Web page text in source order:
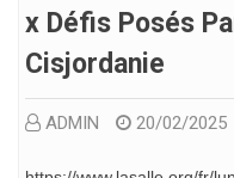
X Défis Posés
Cisjordanie
ADMIN 20/02/2025